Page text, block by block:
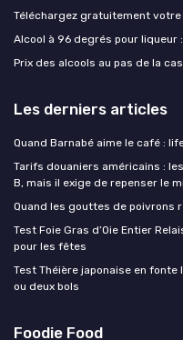
Téléchargez gratuitement
Alcool à 96 degrés pour
Prix des alcools au pas de la
Les derniers articles
Quand Barnabé aime le café :
Tarifs douaniers américains :
B, mais il exige de repenser le
Quand les gouttes de poivrons
Test Foie Gras d’Oie Entier
pour les fêtes
Test Théière japonaise en fonte
ou deux bols
Foodie Food